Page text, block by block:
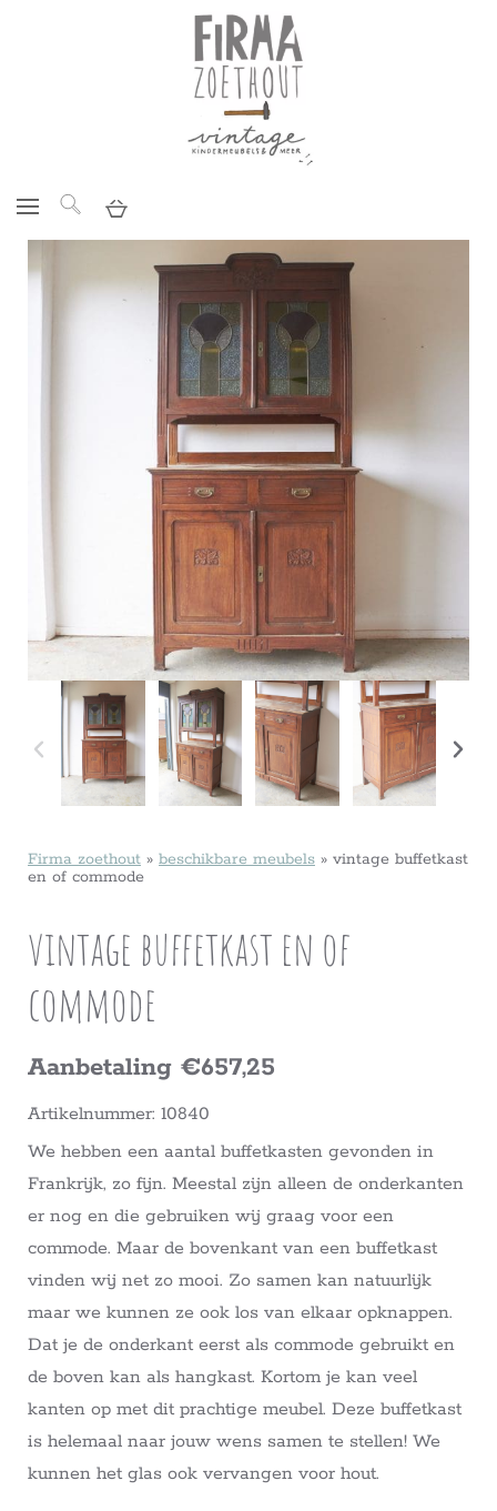
Firma zoethout » beschikbare meubels » vintage buffetkast
en of commode
vintage buffetkast en of
commode
Aanbetaling €657,25
Artikelnummer: 10840
We hebben een aantal buffetkasten gevonden in
Frankrijk, zo fijn. Meestal zijn alleen de onderkanten
er nog en die gebruiken wij graag voor een
commode. Maar de bovenkant van een buffetkast
vinden wij net zo mooi. Zo samen kan natuurlijk
maar we kunnen ze ook los van elkaar opknappen.
Dat je de onderkant eerst als commode gebruikt en
de boven kan als hangkast. Kortom je kan veel
kanten op met dit prachtige meubel. Deze buffetkast
is helemaal naar jouw wens samen te stellen! We
kunnen het glas ook vervangen voor hout.